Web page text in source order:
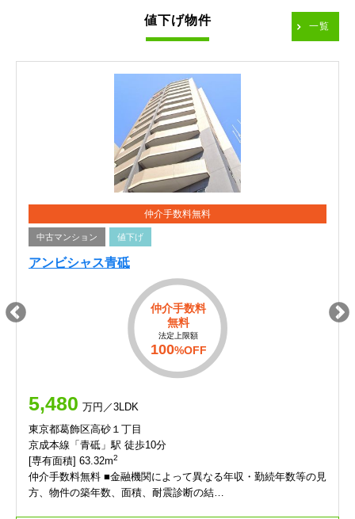
値下げ物件 一覧
仲介手数料無料
中古マンション 値下げ
アンビシャス青砥
仲介手数料
無料
法定上限額
100%OFF
5,480 万円／3LDK
東京都葛飾区高砂１丁目
京成本線「青砥」駅 徒歩10分
[専有面積] 63.32m2
仲介手数料無料 ■金融機関によって異なる年収・勤続年数等の見
方、物件の築年数、面積、耐震診断の結…